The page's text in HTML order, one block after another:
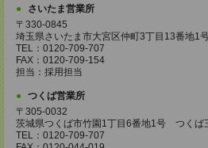
さいたま営業所
〒330-0845
埼玉県さいたま市大宮区仲町3丁目13番地
TEL：0120-709-707
FAX：0120-709-154
担当：採用担当
つくば営業所
〒305-0032
茨城県つくば市竹園1丁目6番地1号 つくば
TEL：0120-709-707